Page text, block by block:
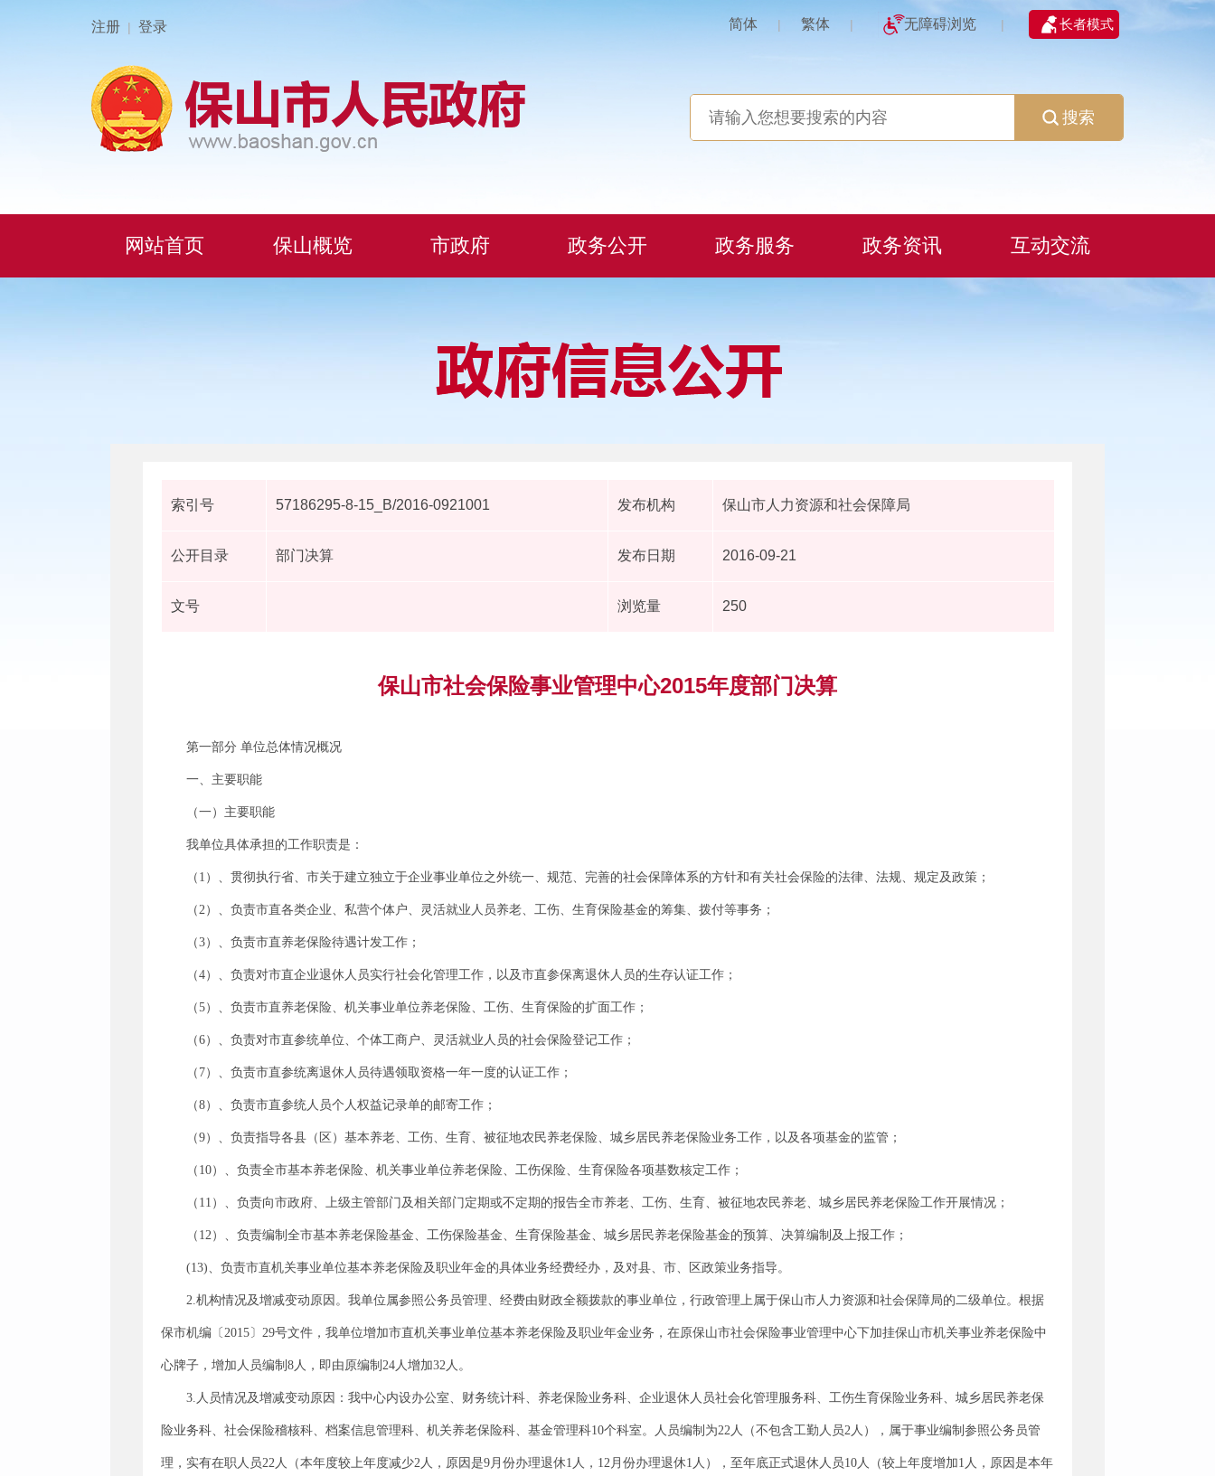
注册 | 登录 简体 | 繁体 | 无障碍浏览 | 长者模式
搜索
网站首页 保山概览 市政府 政务公开 政务服务 政务资讯 互动交流
索引号 57186295-8-15_B/2016-0921001 发布机构 保山市人力资源和社会保障局
公开目录 部门决算 发布日期 2016-09-21
文号 浏览量 250
保山市社会保险事业管理中心2015年度部门决算
第一部分 单位总体情况概况
一、主要职能
（一）主要职能
我单位具体承担的工作职责是：
（1）、贯彻执行省、市关于建立独立于企业事业单位之外统一、规范、完善的社会保障体系的方针和有关社会保险的法律、法规、规定及政策；
（2）、负责市直各类企业、私营个体户、灵活就业人员养老、工伤、生育保险基金的筹集、拨付等事务；
（3）、负责市直养老保险待遇计发工作；
（4）、负责对市直企业退休人员实行社会化管理工作，以及市直参保离退休人员的生存认证工作；
（5）、负责市直养老保险、机关事业单位养老保险、工伤、生育保险的扩面工作；
（6）、负责对市直参统单位、个体工商户、灵活就业人员的社会保险登记工作；
（7）、负责市直参统离退休人员待遇领取资格一年一度的认证工作；
（8）、负责市直参统人员个人权益记录单的邮寄工作；
（9）、负责指导各县（区）基本养老、工伤、生育、被征地农民养老保险、城乡居民养老保险业务工作，以及各项基金的监管；
（10）、负责全市基本养老保险、机关事业单位养老保险、工伤保险、生育保险各项基数核定工作；
（11）、负责向市政府、上级主管部门及相关部门定期或不定期的报告全市养老、工伤、生育、被征地农民养老、城乡居民养老保险工作开展情况；
（12）、负责编制全市基本养老保险基金、工伤保险基金、生育保险基金、城乡居民养老保险基金的预算、决算编制及上报工作；
(13)、负责市直机关事业单位基本养老保险及职业年金的具体业务经费经办，及对县、市、区政策业务指导。
2.机构情况及增减变动原因。我单位属参照公务员管理、经费由财政全额拨款的事业单位，行政管理上属于保山市人力资源和社会保障局的二级单位。根据
保市机编〔2015〕29号文件，我单位增加市直机关事业单位基本养老保险及职业年金业务，在原保山市社会保险事业管理中心下加挂保山市机关事业养老保险中
心牌子，增加人员编制8人，即由原编制24人增加32人。
3.人员情况及增减变动原因：我中心内设办公室、财务统计科、养老保险业务科、企业退休人员社会化管理服务科、工伤生育保险业务科、城乡居民养老保
险业务科、社会保险稽核科、档案信息管理科、机关养老保险科、基金管理科10个科室。人员编制为22人（不包含工勤人员2人），属于事业编制参照公务员管
理，实有在职人员22人（本年度较上年度减少2人，原因是9月份办理退休1人，12月份办理退休1人），至年底正式退休人员10人（较上年度增加1人，原因是本年